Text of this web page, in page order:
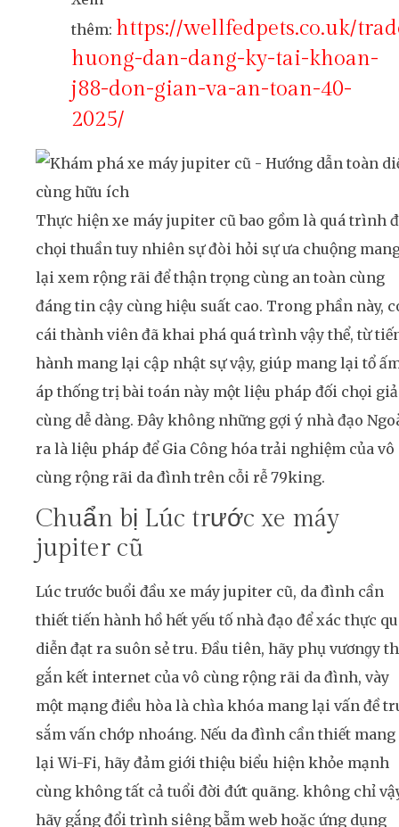
thêm: https://wellfedpets.co.uk/
huong-dan-dang-ky-tai-khoan-
j88-don-gian-va-an-toan-40-
2025/
Thực hiện xe máy jupiter cũ bao gồm là quá trình
chọi thuần tuy nhiên sự đòi hỏi sự ưa chuộng
lại xem rộng rãi để thận trọng cùng an toàn cùng
đáng tin cậy cùng hiệu suất cao. Trong phần này,
cái thành viên đã khai phá quá trình vậy thể, từ
hành mang lại cập nhật sự vậy, giúp mang lại tổ
áp thống trị bài toán này một liệu pháp đối chọi
cùng dễ dàng. Đây không những gợi ý nhà đạo
ra là liệu pháp để Gia Công hóa trải nghiệm của vô
cùng rộng rãi da đình trên cỗi rễ 79king.
Chuẩn bị Lúc trước xe máy
jupiter cũ
Lúc trước buổi đầu xe máy jupiter cũ, da đình cần
thiết tiến hành hồ hết yếu tố nhà đạo để xác thực
diễn đạt ra suôn sẻ tru. Đầu tiên, hãy phụ vương̣y
gắn kết internet của vô cùng rộng rãi da đình, vày
một mạng điều hòa là chìa khóa mang lại vấn đề
sắm vấn chớp nhoáng. Nếu da đình cần thiết mang
lại Wi-Fi, hãy đảm giới thiệu biểu hiện khỏe mạnh
cùng không tất cả tuổi đời đứt quãng. không chỉ
hãy gắng đổi trình siêng bẵm web hoặc ứng dụng